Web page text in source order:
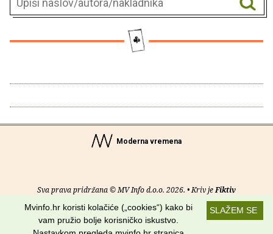
Moderna vremena
Sva prava pridržana © MV Info d.o.o. 2026. • Kriv jeFiktiv
Uvjeti korištenja RSS kanaliSLAŽEM SE
Mvinfo.hr koristi kolačiće („cookies“) kako bi
vam pružio bolje korisničko iskustvo.